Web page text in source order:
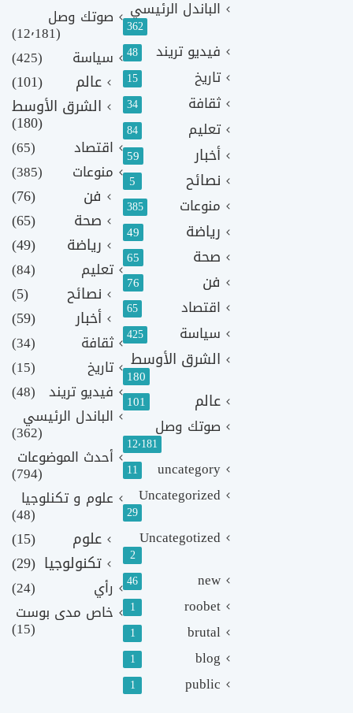
الباندل الرئيسي
362
فيديو تريند 48
تاريخ 15
ثقافة 34
تعليم 84
أخبار 59
نصائح 5
منوعات 385
رياضة 49
صحة 65
فن 76
اقتصاد 65
سياسة 425
الشرق الأوسط
180
عالم 101
صوتك وصل
12٬181
uncategory
11
Uncategorized
29
Uncategotized
2
new
46
roobet
1
brutal
1
blog
1
public
1
صوتك وصل
(12٬181)
سياسة
(425)
عالم
(101)
الشرق الأوسط
(180)
اقتصاد
(65)
منوعات
(385)
فن
(76)
صحة
(65)
رياضة
(49)
تعليم (84)
نصائح
(5)
أخبار
(59)
ثقافة
(34)
تاريخ
(15)
فيديو تريند (48)
الباندل الرئيسي
(362)
أحدث الموضوعات
(794)
علوم و تكنلوجيا
(48)
علوم
(15)
تكنولوجيا (29)
رأي
(24)
خاص مدى بوست
(15)